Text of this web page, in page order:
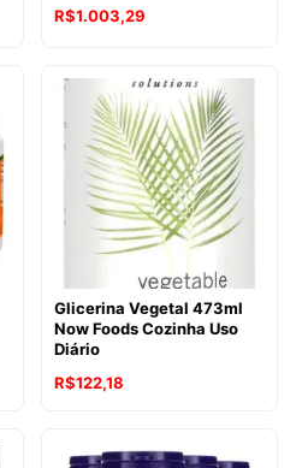
R$1.003,29
Glicerina Vegetal 473ml
Now Foods Cozinha Uso
Diário
R$122,18